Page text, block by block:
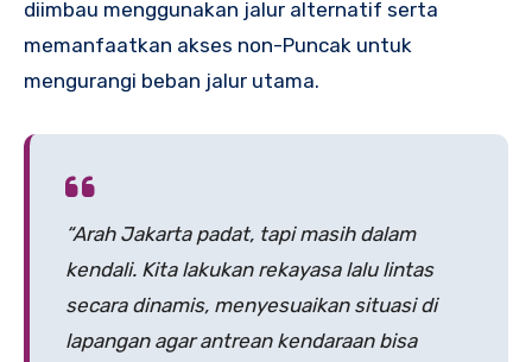
diimbau menggunakan jalur alternatif serta
memanfaatkan akses non-Puncak untuk
mengurangi beban jalur utama.
“Arah Jakarta padat, tapi masih dalam
kendali. Kita lakukan rekayasa lalu lintas
secara dinamis, menyesuaikan situasi di
lapangan agar antrean kendaraan bisa